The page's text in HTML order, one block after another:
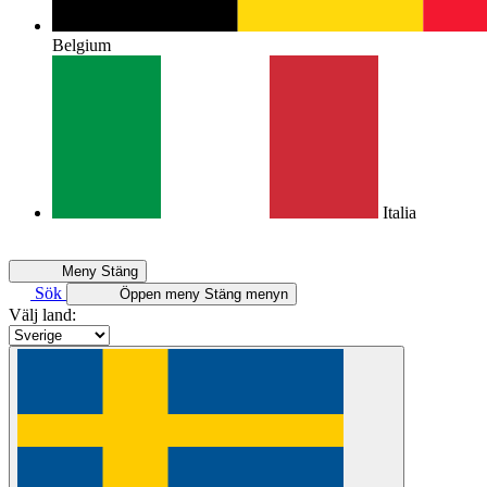
Belgium
Italia
Meny Stäng
Sök Öppen meny Stäng menyn
Välj land: